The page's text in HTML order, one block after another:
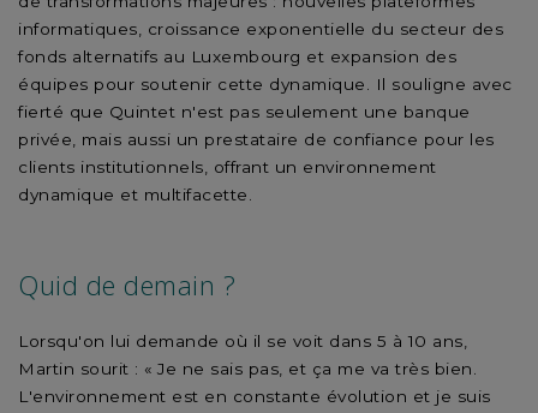
informatiques, croissance exponentielle du secteur des
fonds alternatifs au Luxembourg et expansion des
équipes pour soutenir cette dynamique. Il souligne avec
fierté que Quintet n'est pas seulement une banque
privée, mais aussi un prestataire de confiance pour les
clients institutionnels, offrant un environnement
dynamique et multifacette.
Quid de demain ?
Lorsqu'on lui demande où il se voit dans 5 à 10 ans,
Martin sourit : « Je ne sais pas, et ça me va très bien.
L'environnement est en constante évolution et je suis